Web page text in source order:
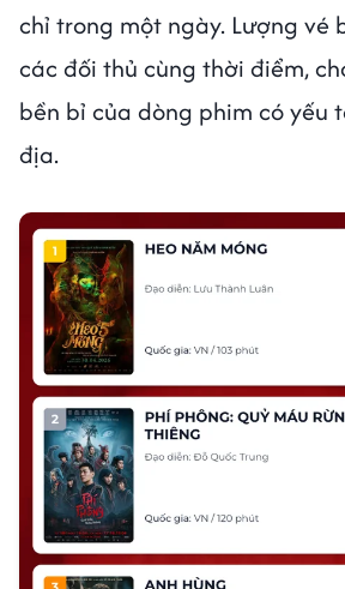
chỉ trong một ngày. Lượng vé
các đối thủ cùng thời điểm,
bền bỉ của dòng phim có yếu
địa.